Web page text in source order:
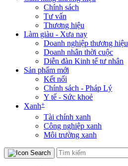
Chính sách
Tư vấn
Thương hiệu
Làm giàu - Xưa nay
Doanh nghiệp thương hiệu
Doanh nhân thời cuộc
Diễn đàn Kinh tế tư nhân
Sản phẩm mới
Kết nối
Chính sách - Pháp Lý
Y tế - Sức khoẻ
Xanh+
Tài chính xanh
Công nghiệp xanh
Môi trường xanh